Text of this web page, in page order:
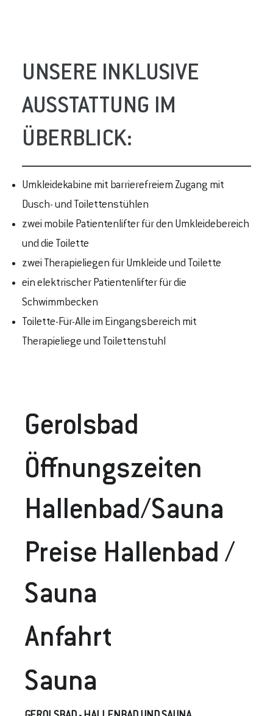
UNSERE INKLUSIVE
AUSSTATTUNG IM
ÜBERBLICK:
Umkleidekabine mit barrierefreiem Zugang mit
Dusch- und Toilettenstühlen
zwei mobile Patientenlifter für den Umkleidebereich
und die Toilette
zwei Therapieliegen für Umkleide und Toilette
ein elektrischer Patientenlifter für die
Schwimmbecken
Toilette-Für-Alle im Eingangsbereich mit
Therapieliege und Toilettenstuhl
Gerolsbad
Öffnungszeiten
Hallenbad/Sauna
Preise Hallenbad /
Sauna
Anfahrt
Sauna